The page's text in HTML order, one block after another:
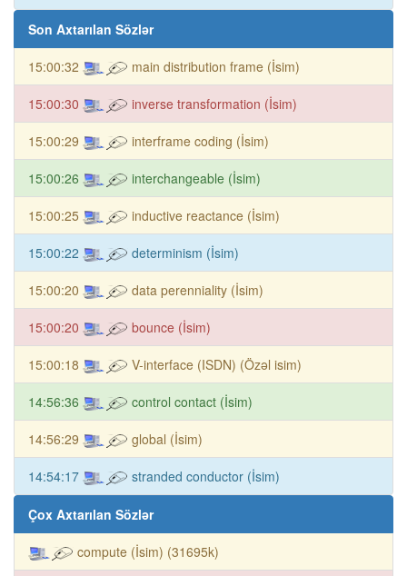
Son Axtarılan Sözlər
15:00:32 main distribution frame (İsim)
15:00:30 inverse transformation (İsim)
15:00:29 interframe coding (İsim)
15:00:26 interchangeable (İsim)
15:00:25 inductive reactance (İsim)
15:00:22 determinism (İsim)
15:00:20 data perenniality (İsim)
15:00:20 bounce (İsim)
15:00:18 V-interface (ISDN) (Özəl isim)
14:56:36 control contact (İsim)
14:56:29 global (İsim)
14:54:17 stranded conductor (İsim)
Çox Axtarılan Sözlər
compute (İsim) (31695k)